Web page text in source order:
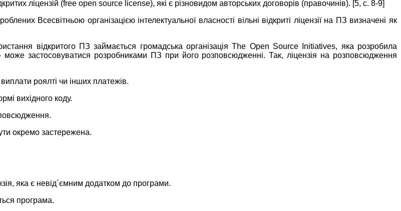
ліцензій (free open source license), які є різновидом авторських договорів (правочинів). [5, с. 8-9]
Всесвітньою організацією інтелектуальної власності вільні відкриті ліцензії на ПЗ визначені як
відкритого ПЗ займається громадська організаціяThe Open Source Initiatives, яка розробила
може застосовуватися розробниками ПЗ при його розповсюдженні. Так, ліцензія на розповсюдження
роялті чи інших платежів.
вихідного коду.
окремо застережена.
яка є невід´ємним додатком до програми.
програма.